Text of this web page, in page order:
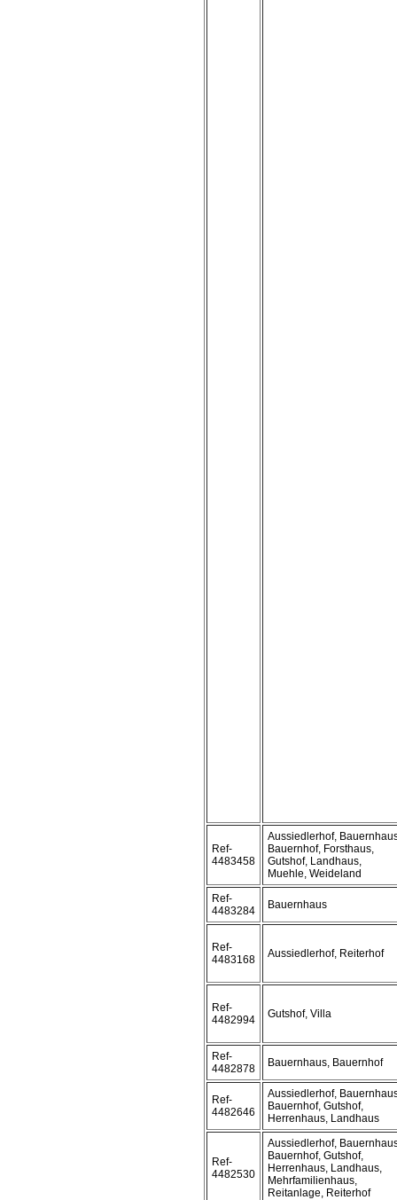
Ref-
4483458
Aussiedlerhof,
Bauernhof, Forsthaus,
Gutshof, Landhaus,
Muehle, Weideland
Ref-
4483284
Bauernhaus
Ref-
4483168
Aussiedlerhof, Reiterhof
Ref-
4482994
Gutshof, Villa
Ref-
4482878
Bauernhaus, Bauernhof
Ref-
4482646
Aussiedlerhof,
Bauernhof, Gutshof,
Herrenhaus, Landhaus
Ref-
4482530
Aussiedlerhof,
Bauernhof, Gutshof,
Herrenhaus, Landhaus,
Mehrfamilienhaus,
Reitanlage, Reiterhof